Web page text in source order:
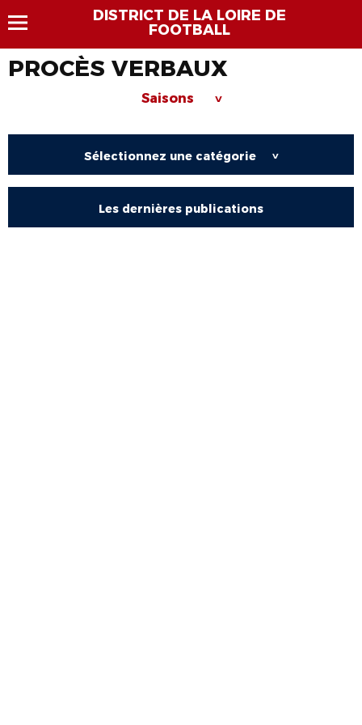
DISTRICT DE LA LOIRE DE
FOOTBALL
PROCÈS VERBAUX
Saisons >
Sélectionnez une catégorie >
Les dernières publications